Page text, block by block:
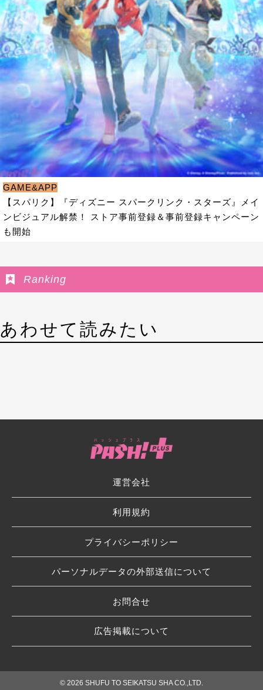
GAME&APP
【スパリク】『ディズニー スパークリンク・スターズ』メイ
ンビジュアル解禁！ ストア事前登録＆事前登録キャンペーン
も開始
Ranking
あわせて読みたい
運営会社
利用規約
プライバシーポリシー
パーソナルデータの外部送信について
お問合せ
広告掲載について
© 2026 SHUFU TO SEIKATSU SHA CO.,LTD.